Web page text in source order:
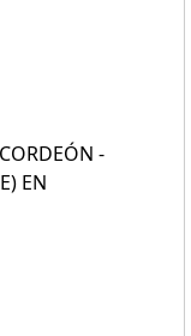
-
EN